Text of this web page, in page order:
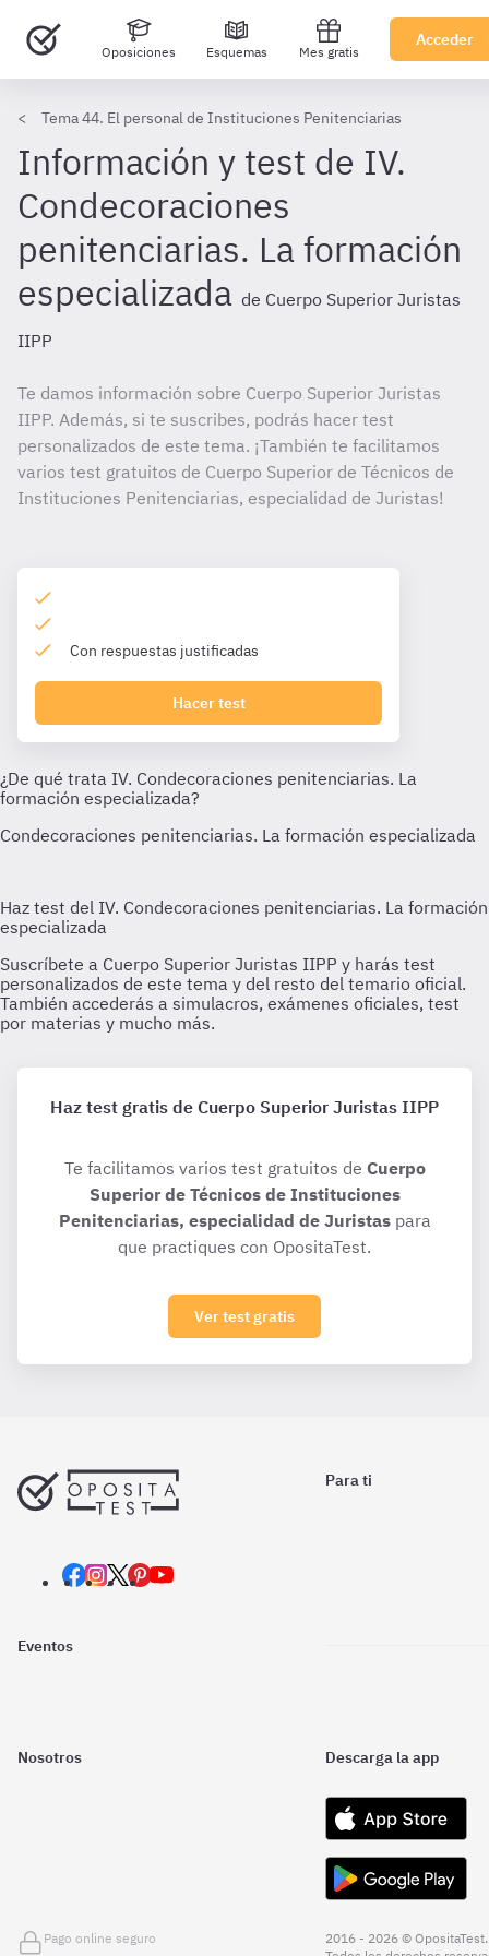
Oposiciones Esquemas Mes gratis
Acceder
Tema 44. El personal de Instituciones Penitenciarias
Información y test de IV.
Condecoraciones
penitenciarias. La formación
especializada de Cuerpo Superior Juristas
IIPP
Te damos información sobre Cuerpo Superior Juristas
IIPP. Además, si te suscribes, podrás hacer test
personalizados de este tema. ¡También te facilitamos
varios test gratuitos de Cuerpo Superior de Técnicos de
Instituciones Penitenciarias, especialidad de Juristas!
Con respuestas justificadas
Hacer test
Haz test gratis de Cuerpo Superior Juristas IIPP
Te facilitamos varios test gratuitos de Cuerpo
Superior de Técnicos de Instituciones
Penitenciarias, especialidad de Juristaspara
que practiques con OpositaTest.
Ver test gratis
Para ti
Eventos
Nosotros Descarga la app
Pago online seguro
2016 - 2026 © OpositaTest.